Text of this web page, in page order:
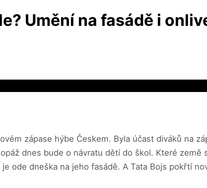
Umění na fasádě i
zápase hýbe Českem. Byla účast diváků na
dnes bude o návratu dětí do škol. Které
ode dneška na jeho fasádě. A Tata Bojs pokřtí